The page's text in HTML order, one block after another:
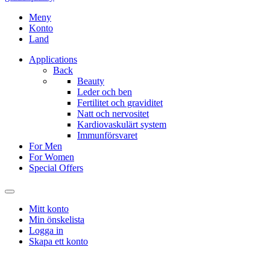
Meny
Konto
Land
Applications
Back
Beauty
Leder och ben
Fertilitet och graviditet
Natt och nervositet
Kardiovaskulärt system
Immunförsvaret
For Men
For Women
Special Offers
Mitt konto
Min önskelista
Logga in
Skapa ett konto